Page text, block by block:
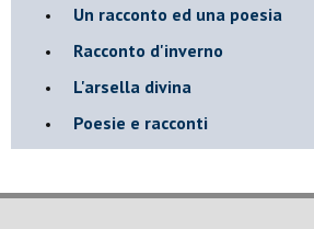
Un racconto ed una poesia
Racconto d'inverno
​L'arsella divina
Poesie e racconti